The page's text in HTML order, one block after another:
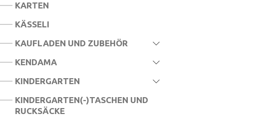
KARTEN
KÄSSELI
KAUFLADEN UND ZUBEHÖR
KENDAMA
KINDERGARTEN
KINDERGARTEN(-)TASCHEN UND
RUCKSÄCKE